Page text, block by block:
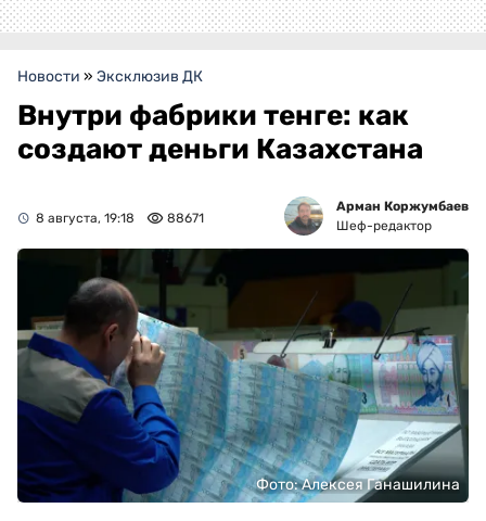
Новости » Эксклюзив ДК
Внутри фабрики тенге: как
создают деньги Казахстана
8 августа, 19:18 88671
Арман Коржумбаев
Шеф-редактор
Фото: Алексея Ганашилина